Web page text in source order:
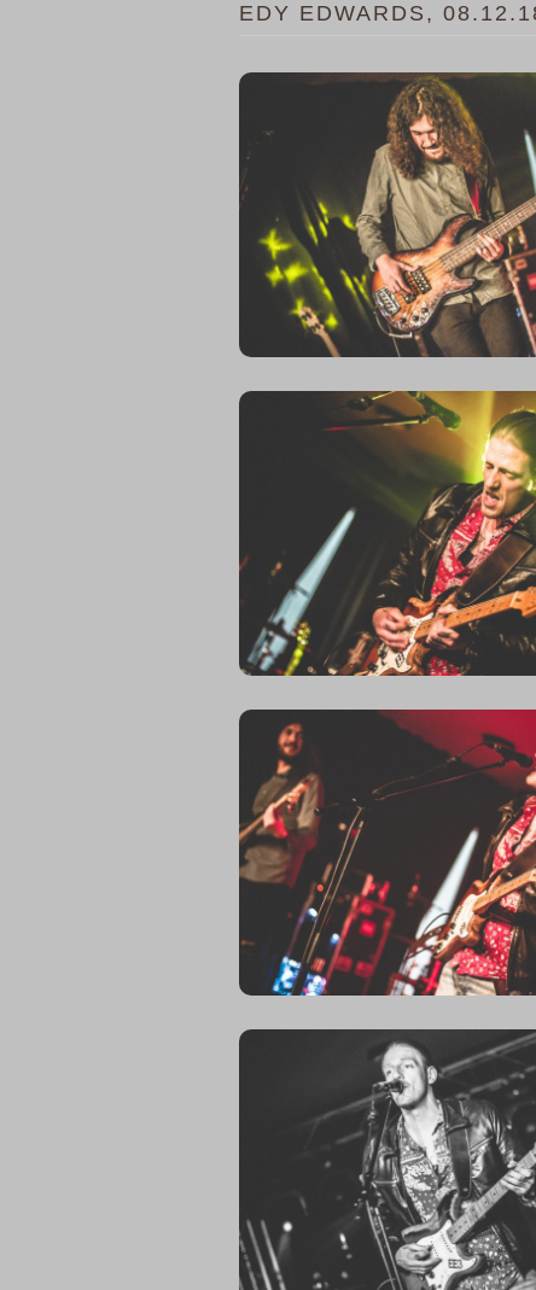
EDY EDWARDS,